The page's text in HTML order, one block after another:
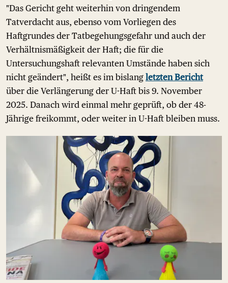
"Das Gericht geht weiterhin von dringendem
Tatverdacht aus, ebenso vom Vorliegen des
Haftgrundes der Tatbegehungsgefahr und auch der
Verhältnismäßigkeit der Haft; die für die
Untersuchungshaft relevanten Umstände haben sich
nicht geändert", heißt es im bislang letzten Bericht
über die Verlängerung der U-Haft bis 9. November
2025. Danach wird einmal mehr geprüft, ob der 48-
Jährige freikommt, oder weiter in U-Haft bleiben muss.